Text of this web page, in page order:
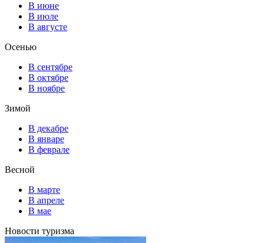
В июне
В июле
В августе
Осенью
В сентябре
В октябре
В ноябре
Зимой
В декабре
В январе
В феврале
Весной
В марте
В апреле
В мае
Новости туризма